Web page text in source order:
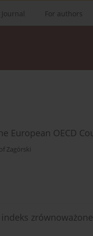
For authors
European OECD
Zagórski